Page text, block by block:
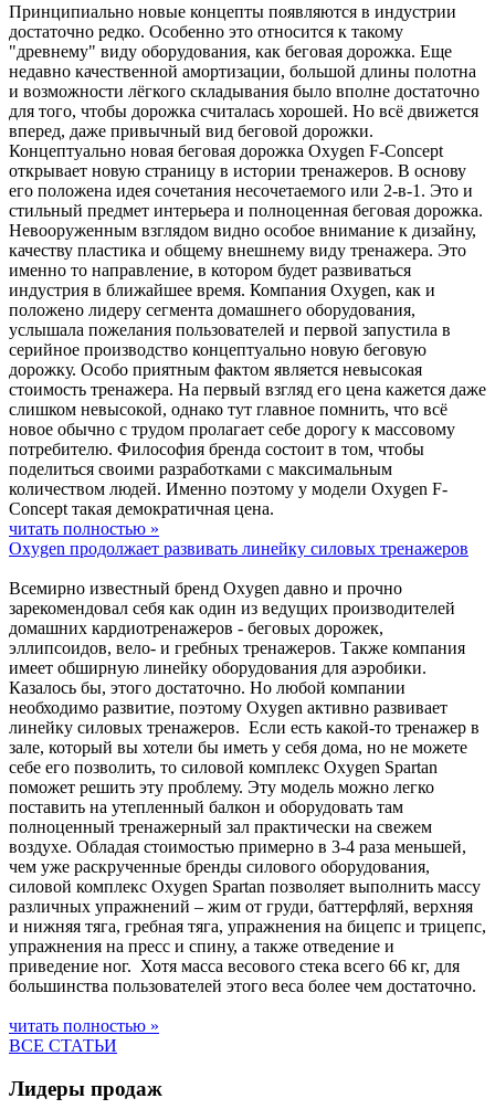
Принципиально новые концепты появляются в индустрии
достаточно редко. Особенно это относится к такому
"древнему" виду оборудования, как беговая дорожка. Еще
недавно качественной амортизации, большой длины полотна
и возможности лёгкого складывания было вполне достаточно
для того, чтобы дорожка считалась хорошей. Но всё движется
вперед, даже привычный вид беговой дорожки.
Концептуально новая беговая дорожка Oxygen F-Concept
открывает новую страницу в истории тренажеров. В основу
его положена идея сочетания несочетаемого или 2-в-1. Это и
стильный предмет интерьера и полноценная беговая дорожка.
Невооруженным взглядом видно особое внимание к дизайну,
качеству пластика и общему внешнему виду тренажера. Это
именно то направление, в котором будет развиваться
индустрия в ближайшее время. Компания Oxygen, как и
положено лидеру сегмента домашнего оборудования,
услышала пожелания пользователей и первой запустила в
серийное производство концептуально новую беговую
дорожку. Особо приятным фактом является невысокая
стоимость тренажера. На первый взгляд его цена кажется даже
слишком невысокой, однако тут главное помнить, что всё
новое обычно с трудом пролагает себе дорогу к массовому
потребителю. Философия бренда состоит в том, чтобы
поделиться своими разработками с максимальным
количеством людей. Именно поэтому у модели Oxygen F-
Concept такая демократичная цена.
читать полностью »
Oxygen продолжает развивать линейку силовых тренажеров
Всемирно известный бренд Oxygen давно и прочно
зарекомендовал себя как один из ведущих производителей
домашних кардиотренажеров - беговых дорожек,
эллипсоидов, вело- и гребных тренажеров. Также компания
имеет обширную линейку оборудования для аэробики.
Казалось бы, этого достаточно. Но любой компании
необходимо развитие, поэтому Oxygen активно развивает
линейку силовых тренажеров. Если есть какой-то тренажер в
зале, который вы хотели бы иметь у себя дома, но не можете
себе его позволить, то силовой комплекс Oxygen Spartan
поможет решить эту проблему. Эту модель можно легко
поставить на утепленный балкон и оборудовать там
полноценный тренажерный зал практически на свежем
воздухе. Обладая стоимостью примерно в 3-4 раза меньшей,
чем уже раскрученные бренды силового оборудования,
силовой комплекс Oxygen Spartan позволяет выполнить массу
различных упражнений – жим от груди, баттерфляй, верхняя
и нижняя тяга, гребная тяга, упражнения на бицепс и трицепс,
упражнения на пресс и спину, а также отведение и
приведение ног. Хотя масса весового стека всего 66 кг, для
большинства пользователей этого веса более чем достаточно.
читать полностью »
ВСЕ СТАТЬИ
Лидеры продаж